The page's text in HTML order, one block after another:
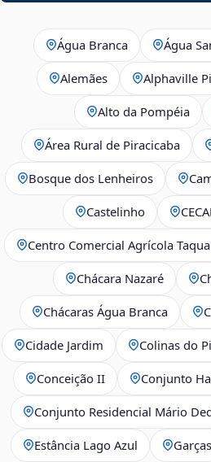
Água Branca Água
Alemães Alphaville
Alto da Pompéia
Área Rural de Piracicaba
Bosque dos Lenheiros
Castelinho
Centro Comercial Agrícola
Chácara Nazaré
Chácaras Água Branca
Cidade Jardim Colinas do
Conceição II Conjunto
Conjunto Residencial Mário
Estância Lago Azul Garças